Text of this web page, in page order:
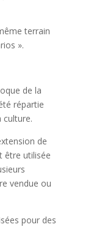
terrain
».
de la
répartie
culture.
de
être utilisée
vendue ou
pour des